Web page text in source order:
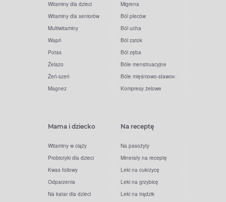
Witaminy dla dzieci
Witaminy dla seniorów
Multiwitaminy
Wapń
Potas
Żelazo
Żeń-szeń
Magnez
Migrena
Ból pleców
Ból ucha
Ból zatok
Ból zęba
Bóle menstruacyjne
Bóle mięśniowo-stawowe
Kompresy żelowe
Mama i dziecko
Witaminy w ciąży
Probiotyki dla dzieci
Kwas foliowy
Odparzenia
Na katar dla dzieci
Na receptę
Na pasożyty
Minerały na receptę
Leki na cukrzycę
Leki na grzybicę
Leki na trądzik